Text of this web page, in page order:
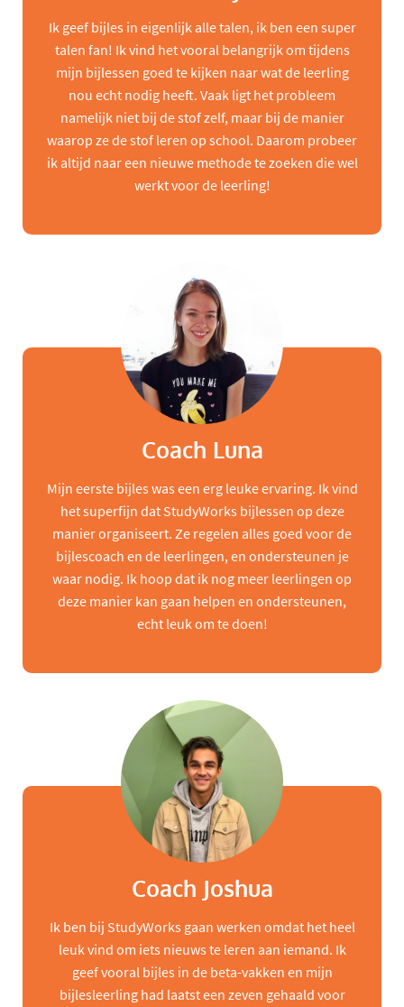
Ik geef bijles in eigenlijk alle talen, ik ben een super
talen fan! Ik vind het vooral belangrijk om tijdens
mijn bijlessen goed te kijken naar wat de leerling
nou echt nodig heeft. Vaak ligt het probleem
namelijk niet bij de stof zelf, maar bij de manier
waarop ze de stof leren op school. Daarom probeer
ik altijd naar een nieuwe methode te zoeken die wel
werkt voor de leerling!
Coach Luna
Mijn eerste bijles was een erg leuke ervaring. Ik vind
het superfijn dat StudyWorks bijlessen op deze
manier organiseert. Ze regelen alles goed voor de
bijlescoach en de leerlingen, en ondersteunen je
waar nodig. Ik hoop dat ik nog meer leerlingen op
deze manier kan gaan helpen en ondersteunen,
echt leuk om te doen!
Coach Joshua
Ik ben bij StudyWorks gaan werken omdat het heel
leuk vind om iets nieuws te leren aan iemand. Ik
geef vooral bijles in de beta-vakken en mijn
bijlesleerling had laatst een zeven gehaald voor